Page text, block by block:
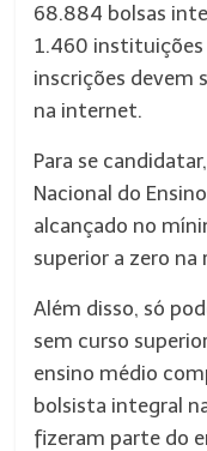
68.884 bolsas
1.460 instituições
inscrições devem
na internet.
Para se
Nacional do
alcançado no
superior a zero na
Além disso, só
sem curso
ensino médio
bolsista integral
fizeram parte do